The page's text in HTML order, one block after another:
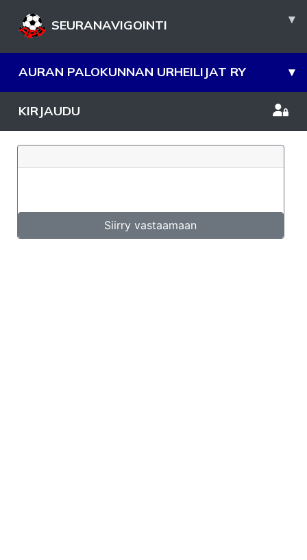
SEURANAVIGOINTI ▾
AURAN PALOKUNNAN URHEILIJAT RY ▾
KIRJAUDU